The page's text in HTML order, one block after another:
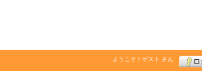
ようこそ！ ゲスト さん